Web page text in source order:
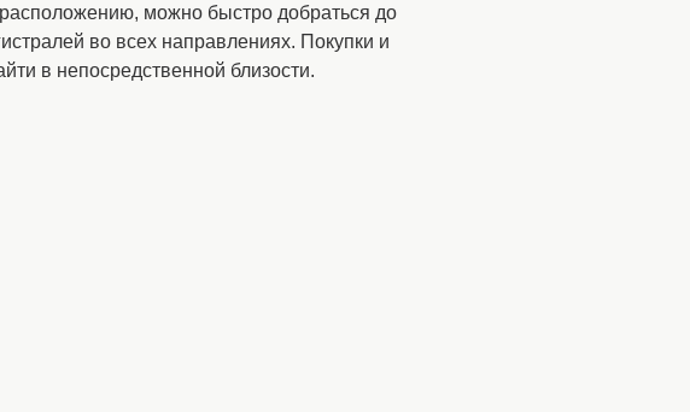
можно быстро добраться до
во всех направлениях. Покупки и
в непосредственной близости.